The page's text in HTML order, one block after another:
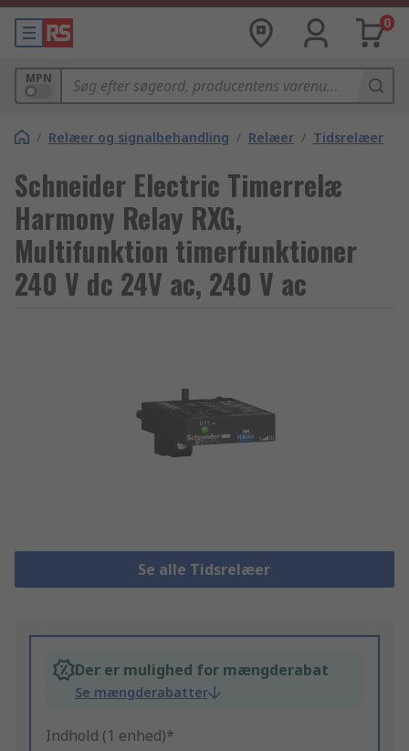
0
MPN
/ Relæer og signalbehandling / Relæer / Tidsrelæer
Schneider Electric Timerrelæ
Harmony Relay RXG,
Multifunktion timerfunktioner
240 V dc 24V ac, 240 V ac
Se alle Tidsrelæer
Der er mulighed for mængderabat
Se mængderabatter
Indhold (1 enhed)*